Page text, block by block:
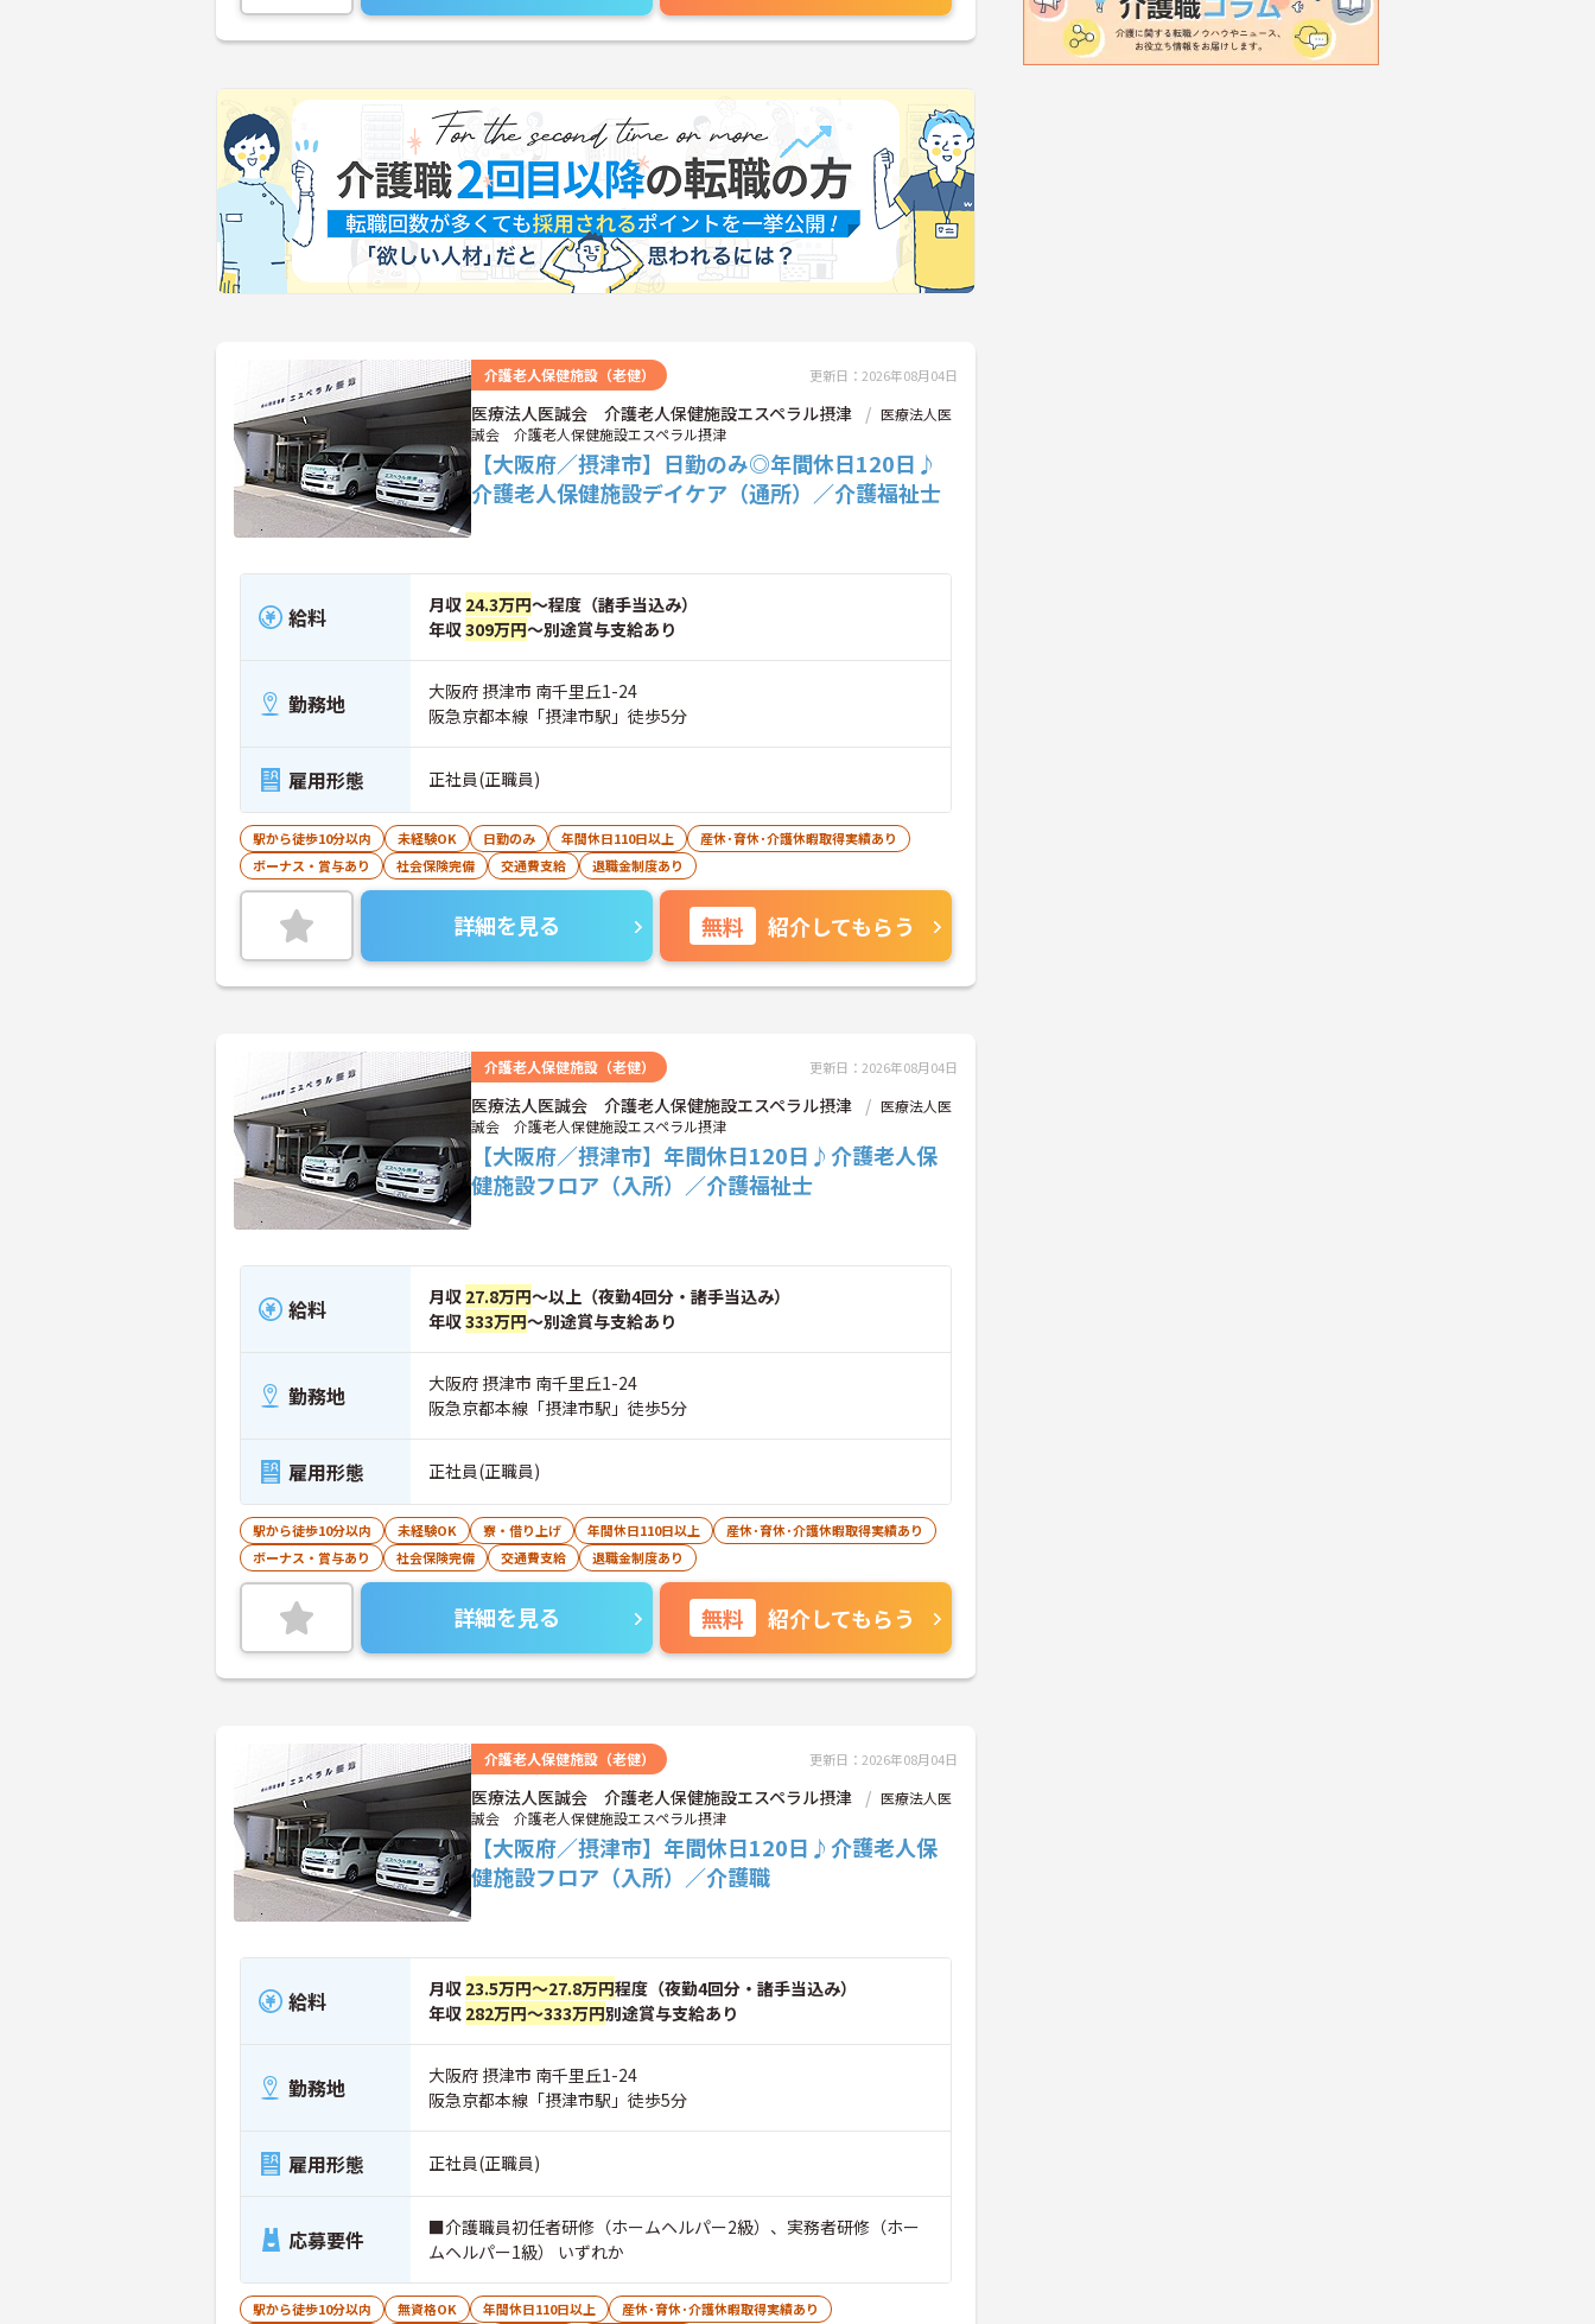
介護老人保健施設（老健） 更新日：2026年08月04日
医療法人医誠会 介護老人保健施設エスペラル摂津
医療法人医
誠会 介護老人保健施設エスペラル摂津
【大阪府／摂津市】日勤のみ◎年間休日120日♪
介護老人保健施設デイケア（通所）／介護福祉士
給料 月収 24.3万円～程度（諸手当込み）
年収309万円～別途賞与支給あり
勤務地
大阪府 摂津市 南千里丘1-24
阪急京都本線「摂津市駅」徒歩5分
雇用形態 正社員(正職員)
駅から徒歩10分以内 未経験OK 日勤のみ 年間休日110日以上
産休･育休･介護休暇取得実績あり
ボーナス・賞与あり
社会保険完備 交通費支給 退職金制度あり
詳細を見る 無料 紹介してもらう
介護老人保健施設（老健） 更新日：2026年08月04日
医療法人医誠会 介護老人保健施設エスペラル摂津
医療法人医
誠会 介護老人保健施設エスペラル摂津
【大阪府／摂津市】年間休日120日♪介護老人保
健施設フロア（入所）／介護福祉士
給料 月収 27.8万円～以上（夜勤4回分・諸手当込み）
年収333万円～別途賞与支給あり
勤務地
大阪府 摂津市 南千里丘1-24
阪急京都本線「摂津市駅」徒歩5分
雇用形態 正社員(正職員)
駅から徒歩10分以内 未経験OK 寮・借り上げ 年間休日110日以上
産休･育休･介護休暇取得実績あり
ボーナス・賞与あり
社会保険完備 交通費支給 退職金制度あり
詳細を見る 無料 紹介してもらう
介護老人保健施設（老健） 更新日：2026年08月04日
医療法人医誠会 介護老人保健施設エスペラル摂津
医療法人医
誠会 介護老人保健施設エスペラル摂津
【大阪府／摂津市】年間休日120日♪介護老人保
健施設フロア（入所）／介護職
給料 月収 23.5万円～27.8万円程度（夜勤4回分・諸手当込み）
年収 282万円～333万円別途賞与支給あり
勤務地
大阪府 摂津市 南千里丘1-24
阪急京都本線「摂津市駅」徒歩5分
雇用形態 正社員(正職員)
応募要件
■介護職員初任者研修（ホームヘルパー2級）、実務者研修（ホー
ムヘルパー1級） いずれか
駅から徒歩10分以内 無資格OK 年間休日110日以上 産休･育休･介護休暇取得実績あり